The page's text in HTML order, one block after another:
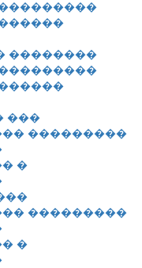
��������
���������
�